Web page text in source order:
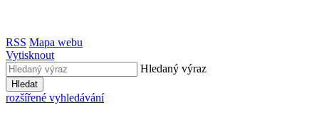
RSS Mapa webu
Vytisknout
Hledaný výraz
Hledat
rozšířené vyhledávání